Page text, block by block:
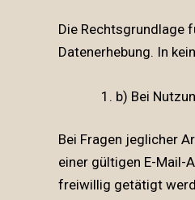
Die Rechtsgrundlage
Datenerhebung. In
b) Bei
Bei Fragen jeglicher
einer gültigen E-Mail-
freiwillig getätigt